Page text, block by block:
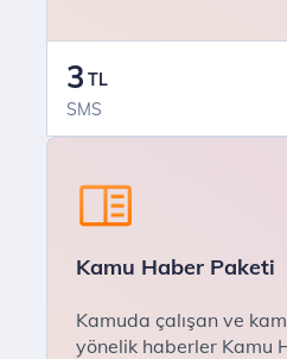
3 TL
SMS
Kamu Haber Paketi
Kamuda çalışan ve
yönelik haberler Kamu